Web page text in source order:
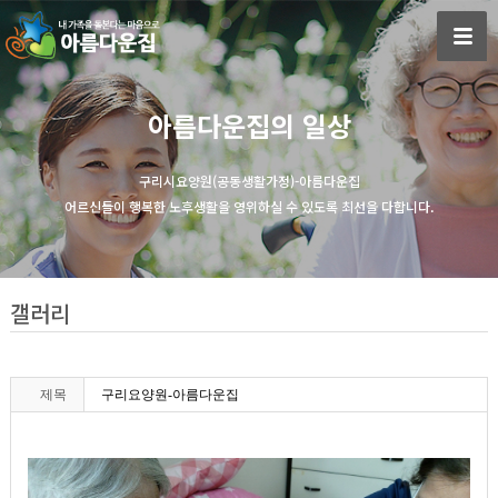
아름다운집의 일상
구리시요양원(공동생활가정)-아름다운집
어르신들이 행복한 노후생활을 영위하실 수 있도록 최선을 다합니다.
갤러리
제목 구리요양원-아름다운집